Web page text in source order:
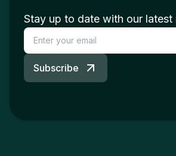
Stay up to date with our latest
Subscribe